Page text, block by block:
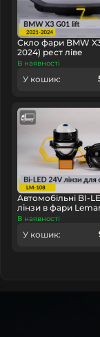
некоректної
світловода
заощадить ваш
Скло фари BMW X3
2024) рест ліве
В наявності
У кошик:
Автомобільні BI-
лінзи в фари
вантажних авто
В наявності
У кошик: